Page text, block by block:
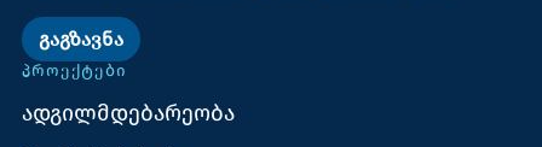
ᲒᲐᲒᲖᲐᲕᲜᲐ
ᲞᲠᲝᲔᲥᲢᲔᲑᲘ
ადგილმდებარეობა